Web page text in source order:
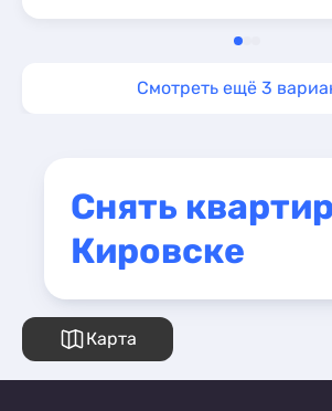
Смотреть ещё 3
Снять
Кировске
Карта